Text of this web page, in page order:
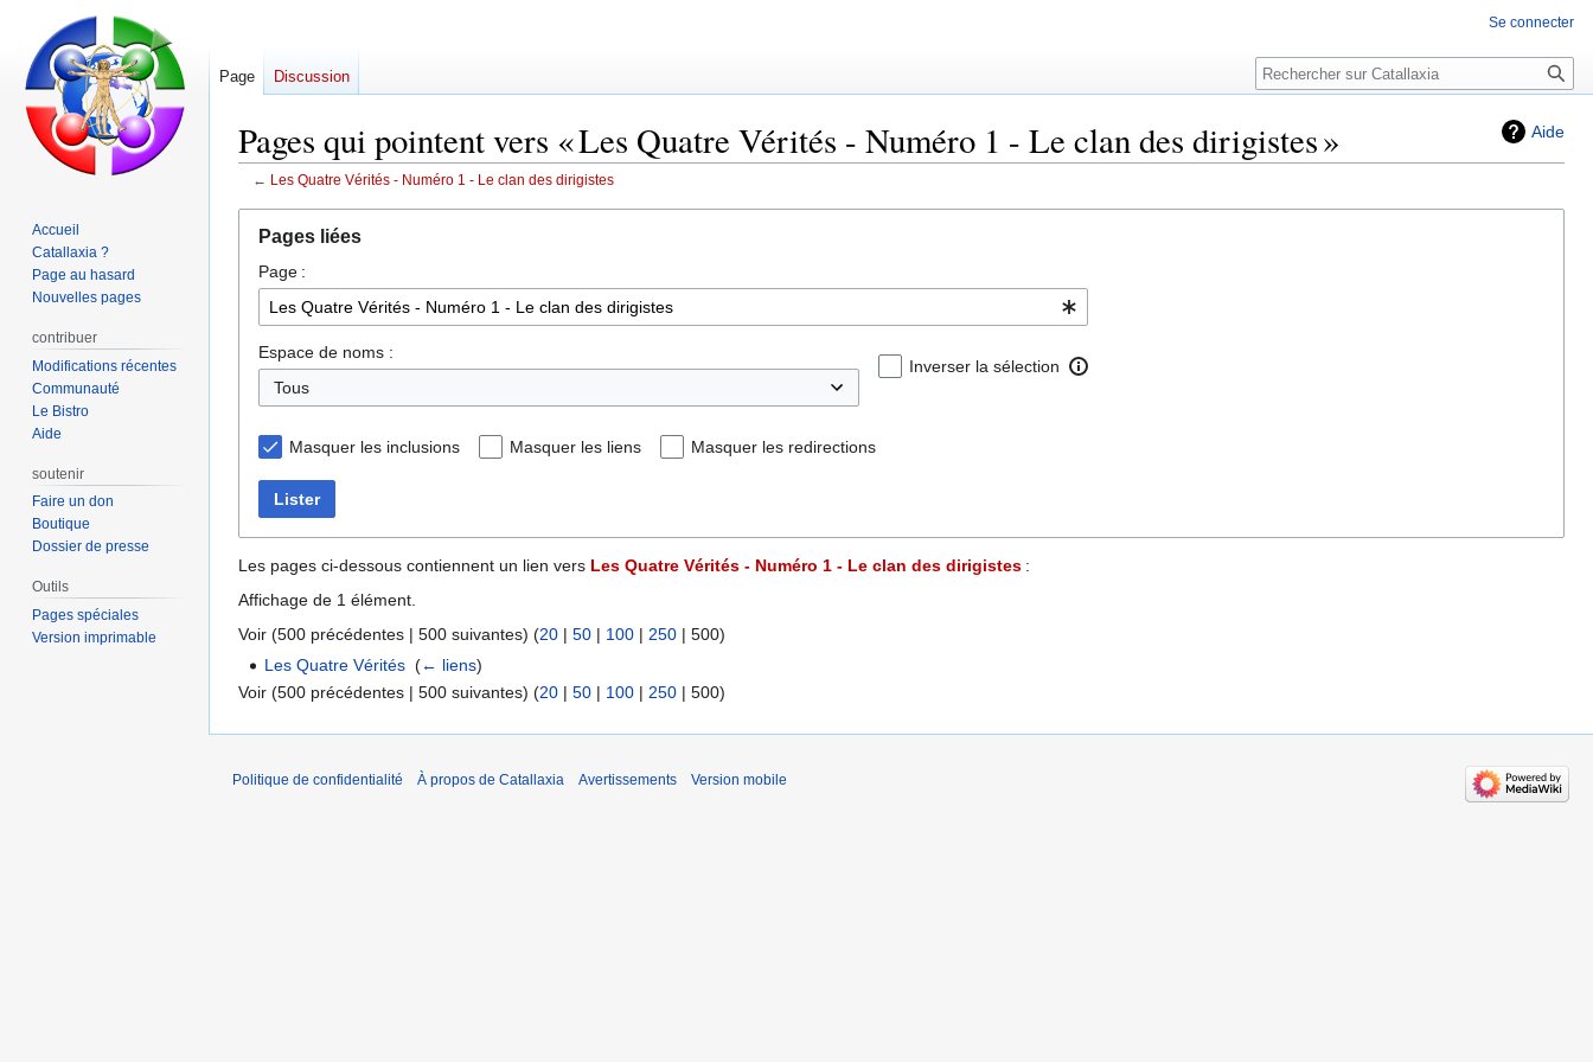
Aide
Pages qui pointent vers « Les Quatre Vérités - Numéro 1 - Le clan des dirigistes »
← Les Quatre Vérités - Numéro 1 - Le clan des dirigistes
navigation
recherche
Pages liées
Page :
Espace de noms :
Inverser la sélection
Masquer les inclusions Masquer les liens Masquer les redirections
Lister
Les pages ci-dessous contiennent un lien vers Les Quatre Vérités - Numéro 1 - Le clan des dirigistes :
Affichage de 1 élément.
Voir (500 précédentes | 500 suivantes) (20 | 50 | 100 | 250 | 500)
Les Quatre Vérités ‎(← liens)
Voir (500 précédentes | 500 suivantes) (20 | 50 | 100 | 250 | 500)
Se connecter
Page Discussion Rechercher
Accueil
Catallaxia ?
Page au hasard
Nouvelles pages
contribuer
Modifications récentes
Communauté
Le Bistro
Aide
soutenir
Faire un don
Boutique
Dossier de presse
Outils
Pages spéciales
Version imprimable
Politique de confidentialité À propos de Catallaxia Avertissements Version mobile